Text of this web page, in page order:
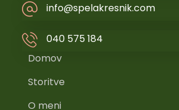
info@spelakresnik.com
040 575 184
Domov
Storitve
O meni